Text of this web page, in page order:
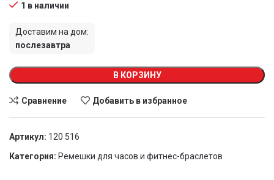
1 в наличии
Доставим на дом:
послезавтра
В КОРЗИНУ
Сравнение Добавить в избранное
Артикул: 120 516
Категория: Ремешки для часов и фитнес-браслетов